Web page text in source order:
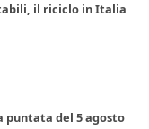
il riciclo in Italia
puntata del 5 agosto